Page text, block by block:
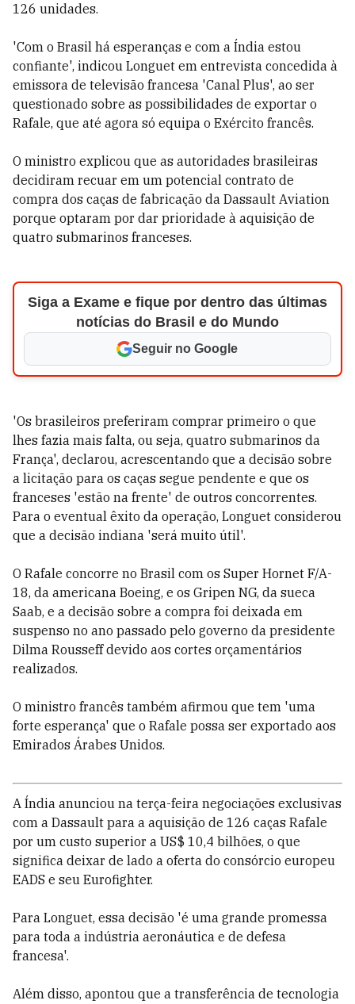
126 unidades.
'Com o Brasil há esperanças e com a Índia estou
confiante', indicou Longuet em entrevista concedida à
emissora de televisão francesa 'Canal Plus', ao ser
questionado sobre as possibilidades de exportar o
Rafale, que até agora só equipa o Exército francês.
O ministro explicou que as autoridades brasileiras
decidiram recuar em um potencial contrato de
compra dos caças de fabricação da Dassault Aviation
porque optaram por dar prioridade à aquisição de
quatro submarinos franceses.
Siga a Exame e fique por dentro das últimas
notícias do Brasil e do Mundo
Seguir no Google
'Os brasileiros preferiram comprar primeiro o que
lhes fazia mais falta, ou seja, quatro submarinos da
França', declarou, acrescentando que a decisão sobre
a licitação para os caças segue pendente e que os
franceses 'estão na frente' de outros concorrentes.
Para o eventual êxito da operação, Longuet considerou
que a decisão indiana 'será muito útil'.
O Rafale concorre no Brasil com os Super Hornet F/A-
18, da americana Boeing, e os Gripen NG, da sueca
Saab, e a decisão sobre a compra foi deixada em
suspenso no ano passado pelo governo da presidente
Dilma Rousseff devido aos cortes orçamentários
realizados.
O ministro francês também afirmou que tem 'uma
forte esperança' que o Rafale possa ser exportado aos
Emirados Árabes Unidos.
A Índia anunciou na terça-feira negociações exclusivas
com a Dassault para a aquisição de 126 caças Rafale
por um custo superior a US$ 10,4 bilhões, o que
significa deixar de lado a oferta do consórcio europeu
EADS e seu Eurofighter.
Para Longuet, essa decisão 'é uma grande promessa
para toda a indústria aeronáutica e de defesa
francesa'.
Além disso, apontou que a transferência de tecnologia